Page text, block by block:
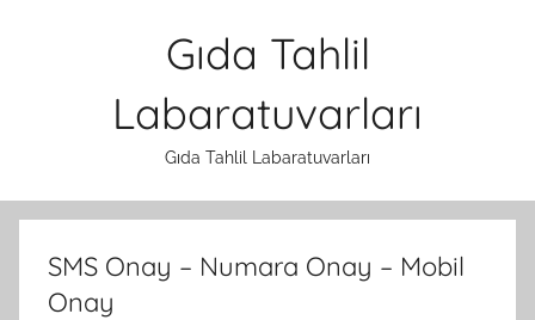
Gıda Tahlil
Labaratuvarları
Gıda Tahlil Labaratuvarları
SMS Onay – Numara Onay – Mobil
Onay